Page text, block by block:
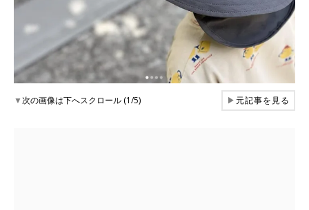
▼次の画像は下へスクロール (1/5) ▶元記事を見る